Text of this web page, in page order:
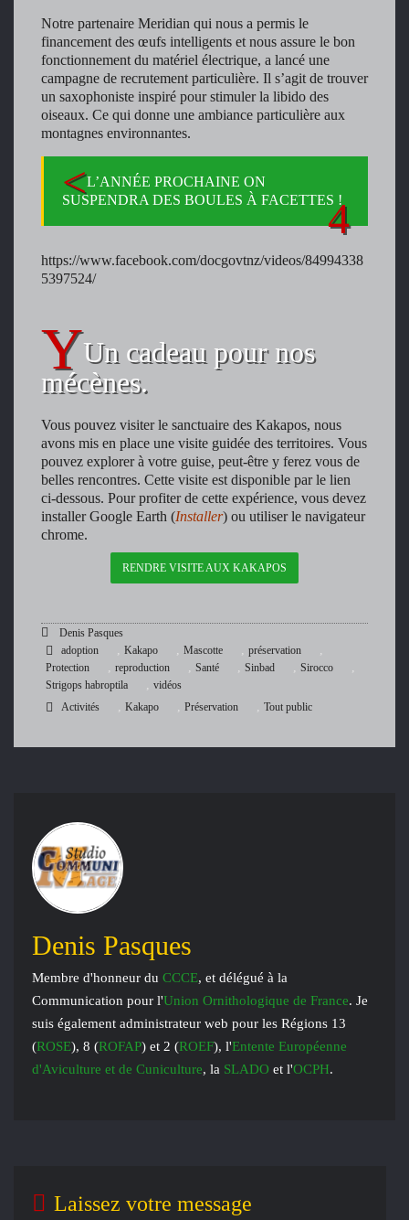
Notre partenaire Meridian qui nous a permis le
financement des œufs intelligents et nous assure le bon
fonctionnement du matériel électrique, a lancé une
campagne de recrutement particulière. Il s’agit de trouver
un saxophoniste inspiré pour stimuler la libido des
oiseaux. Ce qui donne une ambiance particulière aux
montagnes environnantes.
L’ANNÉE PROCHAINE ON
SUSPENDRA DES BOULES À FACETTES !
https://www.facebook.com/docgovtnz/videos/84994338
5397524/
Un cadeau pour nos
mécènes.
Vous pouvez visiter le sanctuaire des Kakapos, nous
avons mis en place une visite guidée des territoires. Vous
pouvez explorer à votre guise, peut-être y ferez vous de
belles rencontres. Cette visite est disponible par le lien
ci-dessous. Pour profiter de cette expérience, vous devez
installer Google Earth (Installer) ou utiliser le navigateur
chrome.
RENDRE VISITE AUX KAKAPOS
Denis Pasques
adoption
, Kakapo , Mascotte , préservation ,
Protection , reproduction , Santé , Sinbad , Sirocco ,
Strigops habroptila , vidéos
Activités
, Kakapo , Préservation , Tout public
Denis Pasques
Membre d'honneur du CCCE, et délégué à la
Communication pour l'Union Ornithologique de France. Je
suis également administrateur web pour les Régions 13
(ROSE), 8 (ROFAP) et 2 (ROEF), l'Entente Européenne
d'Aviculture et de Cuniculture, la SLADO et l'OCPH.
Laissez votre message